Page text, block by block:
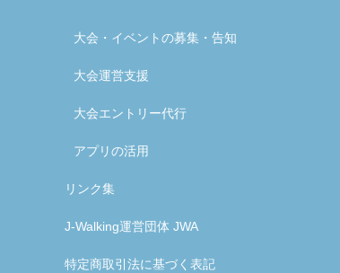
大会・イベントの募集・告知
大会運営支援
大会エントリー代行
アプリの活用
リンク集
J-Walking運営団体 JWA
特定商取引法に基づく表記